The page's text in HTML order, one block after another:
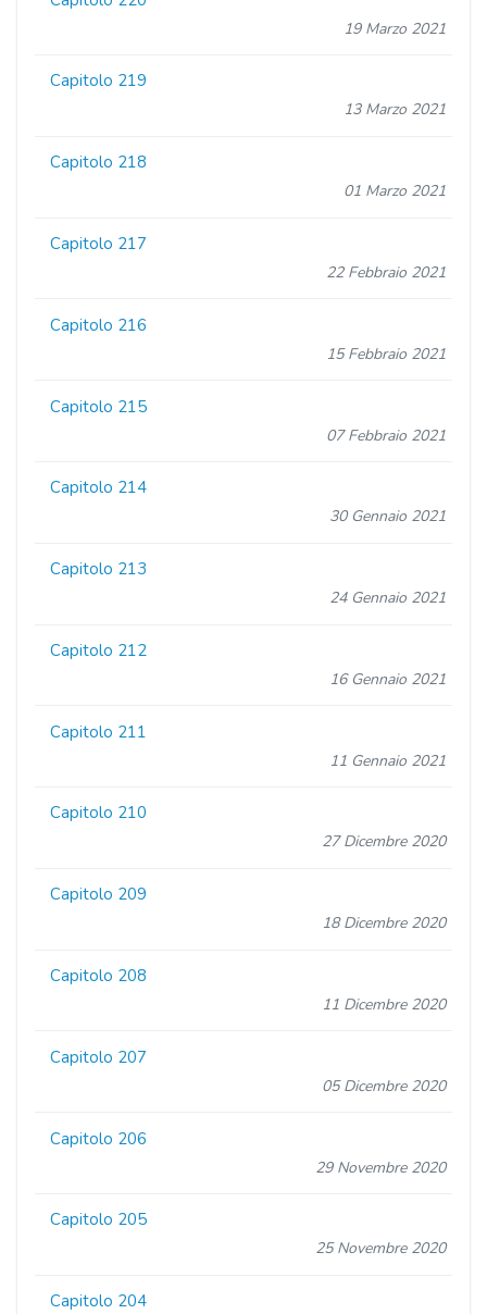
19 Marzo 2021
Capitolo 219
13 Marzo 2021
Capitolo 218
01 Marzo 2021
Capitolo 217
22 Febbraio 2021
Capitolo 216
15 Febbraio 2021
Capitolo 215
07 Febbraio 2021
Capitolo 214
30 Gennaio 2021
Capitolo 213
24 Gennaio 2021
Capitolo 212
16 Gennaio 2021
Capitolo 211
11 Gennaio 2021
Capitolo 210
27 Dicembre 2020
Capitolo 209
18 Dicembre 2020
Capitolo 208
11 Dicembre 2020
Capitolo 207
05 Dicembre 2020
Capitolo 206
29 Novembre 2020
Capitolo 205
25 Novembre 2020
Capitolo 204